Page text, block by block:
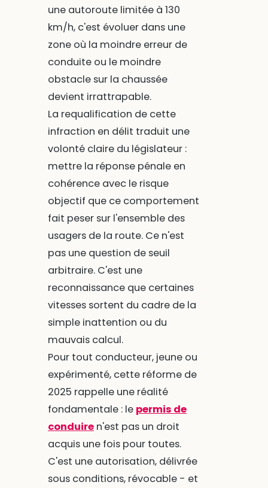
une autoroute limitée à 130
km/h, c'est évoluer dans une
zone où la moindre erreur de
conduite ou le moindre
obstacle sur la chaussée
devient irrattrapable.
La requalification de cette
infraction en délit traduit une
volonté claire du législateur :
mettre la réponse pénale en
cohérence avec le risque
objectif que ce comportement
fait peser sur l'ensemble des
usagers de la route. Ce n'est
pas une question de seuil
arbitraire. C'est une
reconnaissance que certaines
vitesses sortent du cadre de la
simple inattention ou du
mauvais calcul.
Pour tout conducteur, jeune ou
expérimenté, cette réforme de
2025 rappelle une réalité
fondamentale : le permis de
conduiren'est pas un droit
acquis une fois pour toutes.
C'est une autorisation, délivrée
sous conditions, révocable - et